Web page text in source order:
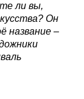
ли вы,
Он
название –